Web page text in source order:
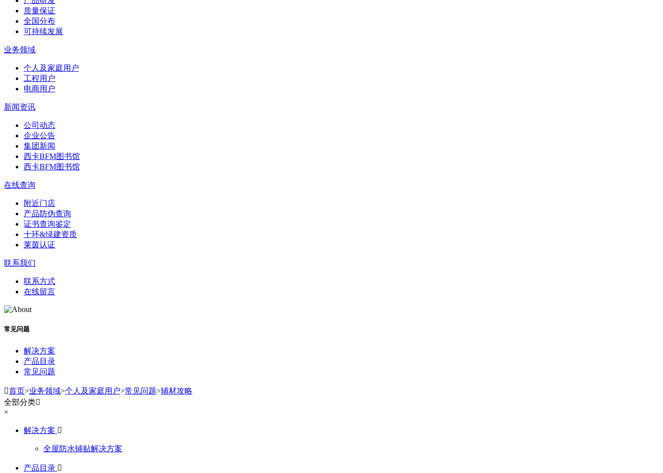
质量保证
全国分布
可持续发展
业务领域
个人及家庭用户
工程用户
电商用户
新闻资讯
公司动态
企业公告
集团新闻
西卡BFM图书馆
西卡BFM图书馆
在线查询
附近门店
产品防伪查询
证书查询鉴定
十环&绿建资质
莱茵认证
联系我们
联系方式
在线留言
常见问题
解决方案
产品目录
常见问题
首页>业务领域>个人及家庭用户>常见问题>辅材攻略
全部分类
×
解决方案 
全屋防水铺贴解决方案
产品目录 